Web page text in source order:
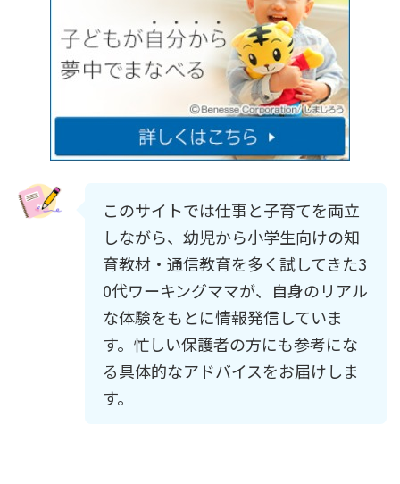
このサイトでは仕事と子育てを両立
しながら、幼児から小学生向けの知
育教材・通信教育を多く試してきた3
0代ワーキングママが、自身のリアル
な体験をもとに情報発信していま
す。忙しい保護者の方にも参考にな
る具体的なアドバイスをお届けしま
す。